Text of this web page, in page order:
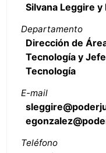
Silvana Leggire
Departamento
Dirección de
Tecnología y
Tecnología
E-mail
Teléfono